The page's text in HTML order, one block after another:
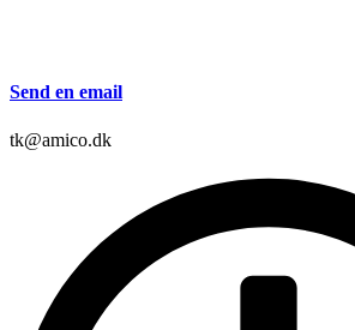
Send en email
tk@amico.dk